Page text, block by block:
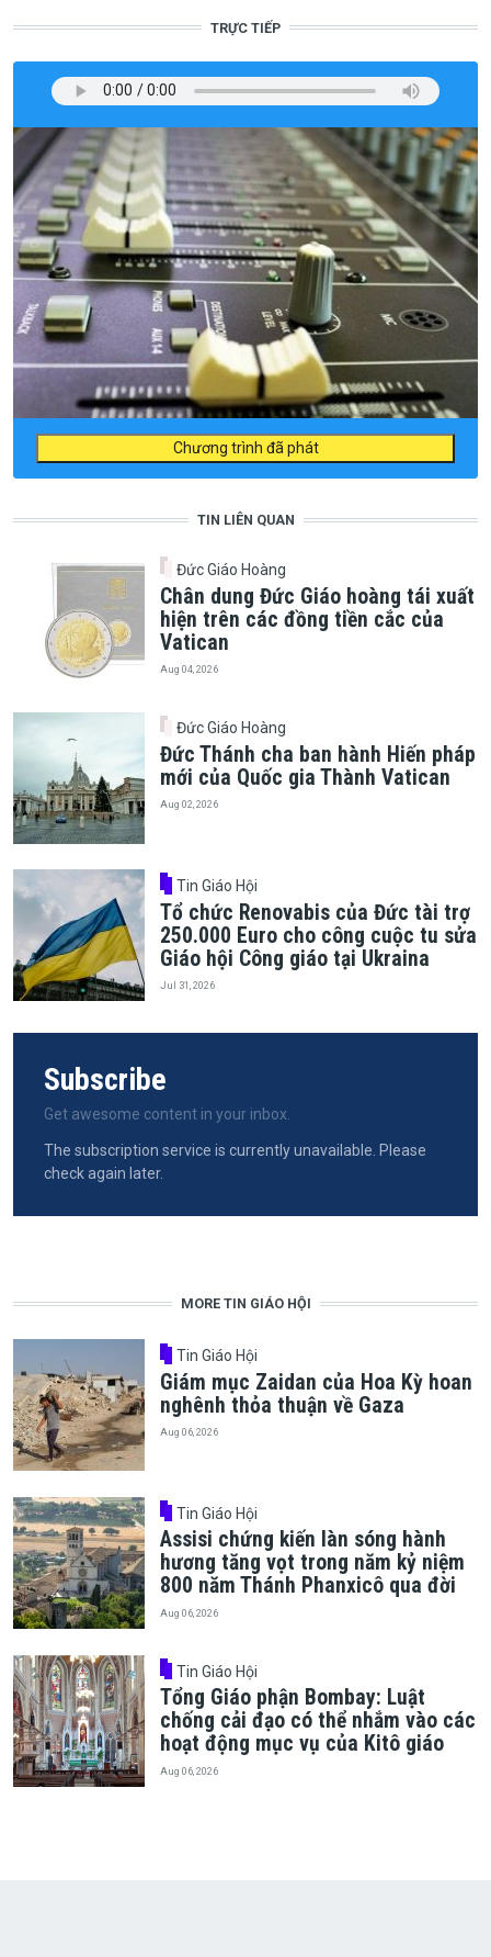
TRỰC TIẾP
Chương trình đã phát
TIN LIÊN QUAN
Đức Giáo Hoàng
Chân dung Đức Giáo hoàng tái xuất
hiện trên các đồng tiền cắc của
Vatican
Aug 04, 2026
Đức Giáo Hoàng
Đức Thánh cha ban hành Hiến pháp
mới của Quốc gia Thành Vatican
Aug 02, 2026
Tin Giáo Hội
Tổ chức Renovabis của Đức tài trợ
250.000 Euro cho công cuộc tu sửa
Giáo hội Công giáo tại Ukraina
Jul 31, 2026
Subscribe
Get awesome content in your inbox.
The subscription service is currently unavailable. Please
check again later.
MORE TIN GIÁO HỘI
Tin Giáo Hội
Giám mục Zaidan của Hoa Kỳ hoan
nghênh thỏa thuận về Gaza
Aug 06, 2026
Tin Giáo Hội
Assisi chứng kiến làn sóng hành
hương tăng vọt trong năm kỷ niệm
800 năm Thánh Phanxicô qua đời
Aug 06, 2026
Tin Giáo Hội
Tổng Giáo phận Bombay: Luật
chống cải đạo có thể nhắm vào các
hoạt động mục vụ của Kitô giáo
Aug 06, 2026